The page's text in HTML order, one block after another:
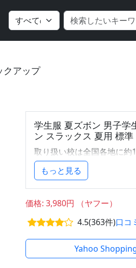
クアップ
学生服 夏ズボン 男子学
ン スラックス 夏用 標準
取り扱い校は全国各地に約
の倉敷市児島”の学生服老
はの「着る生徒のことを考
求めやすい価格で！
夏の学校生活に必要なアイ
用ズボンが外せません。
全国標準型の詰襟学生服
れできます。深い黒色で
もっと見る
価格: 3,980円 （ヤフー）
4.5(363件)口コ
Yahoo